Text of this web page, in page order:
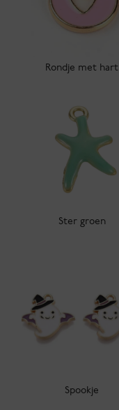
Rondje met hart
Ster groen
Spookje